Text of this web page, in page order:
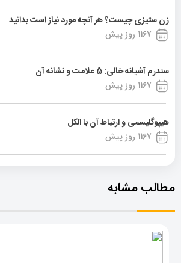
زن ستیزی چیست؟ هر آنچه مورد نیاز است بدانید
1167 روز پیش
سندرم آشیانه خالی: 5 علامت و نشانه آن
1167 روز پیش
هیپوگلیسمی و ارتباط آن با الکل
1167 روز پیش
مطالب مشابه